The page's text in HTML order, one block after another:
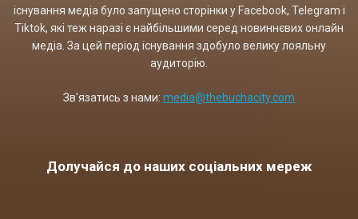
існування медіа було запущено сторінки у Facebook, Telegram і
Tiktok, які теж наразі є найбільшими серед новиннєвих онлайн
медіа. За цей період існування здобуло велику лояльну
аудиторію.
Зв'язатись з нами: media@thebuchacity.com
Долучайся до наших соціальних мереж